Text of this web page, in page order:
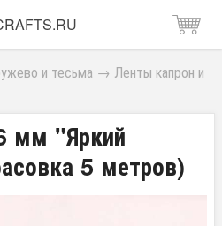
и тесьма → Ленты капрон и
мм "Яркий
5 метров)